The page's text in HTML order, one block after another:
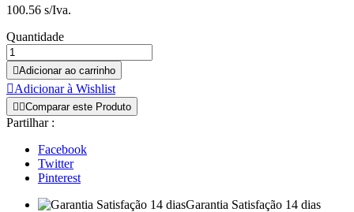
100.56 s/Iva.
Quantidade
Adicionar ao carrinho
Adicionar à Wishlist
Comparar este Produto
Partilhar :
Facebook
Twitter
Pinterest
Garantia Satisfação 14 dias